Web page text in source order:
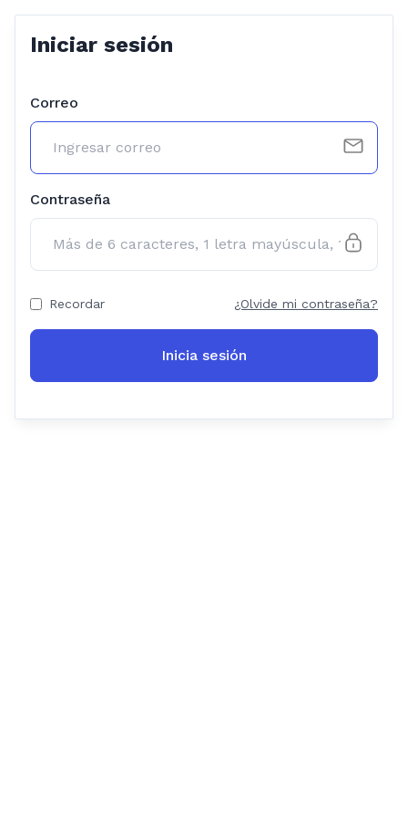
Iniciar sesión
Correo
Contraseña
Recordar ¿Olvide mi contraseña?